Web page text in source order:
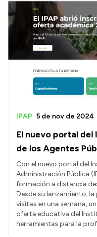
El nuevo portal del
de los Agentes
IPAP 5 de nov de 2024
Con el nuevo portal del
Administración Pública
formación a distancia
Desde su lanzamiento,
visitas en una semana,
oferta educativa del
herramientas para la